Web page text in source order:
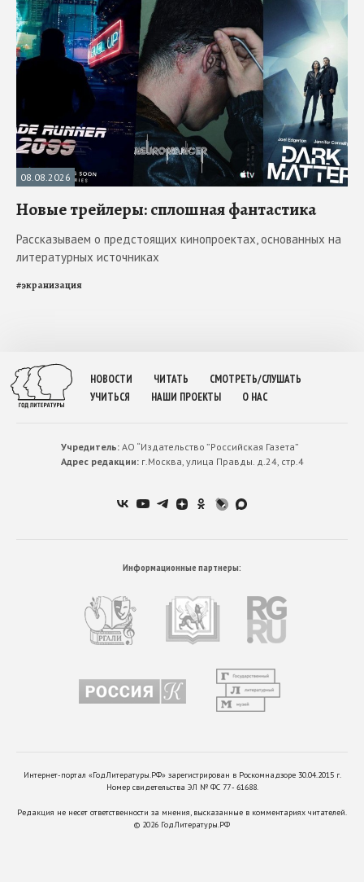
08.08.2026
Новые трейлеры: сплошная фантастика
Рассказываем о предстоящих кинопроектах, основанных на
литературных источниках
#экранизация
НОВОСТИ ЧИТАТЬ
СМОТРЕТЬ/СЛУШАТЬ
УЧИТЬСЯ
НАШИ ПРОЕКТЫ О НАС
Учредитель:АО “Издательство ”Российская Газета”
Адрес редакции:г.Москва, улица Правды. д.24, стр.4
Информационные партнеры:
Интернет-портал «ГодЛитературы.РФ» зарегистрирован в Роскомнадзоре 30.04.2015 г.
Номер свидетельства ЭЛ № ФС 77 - 61688.
Редакция не несет ответственности за мнения, высказанные в комментариях читателей.
© 2026 ГодЛитературы.РФ